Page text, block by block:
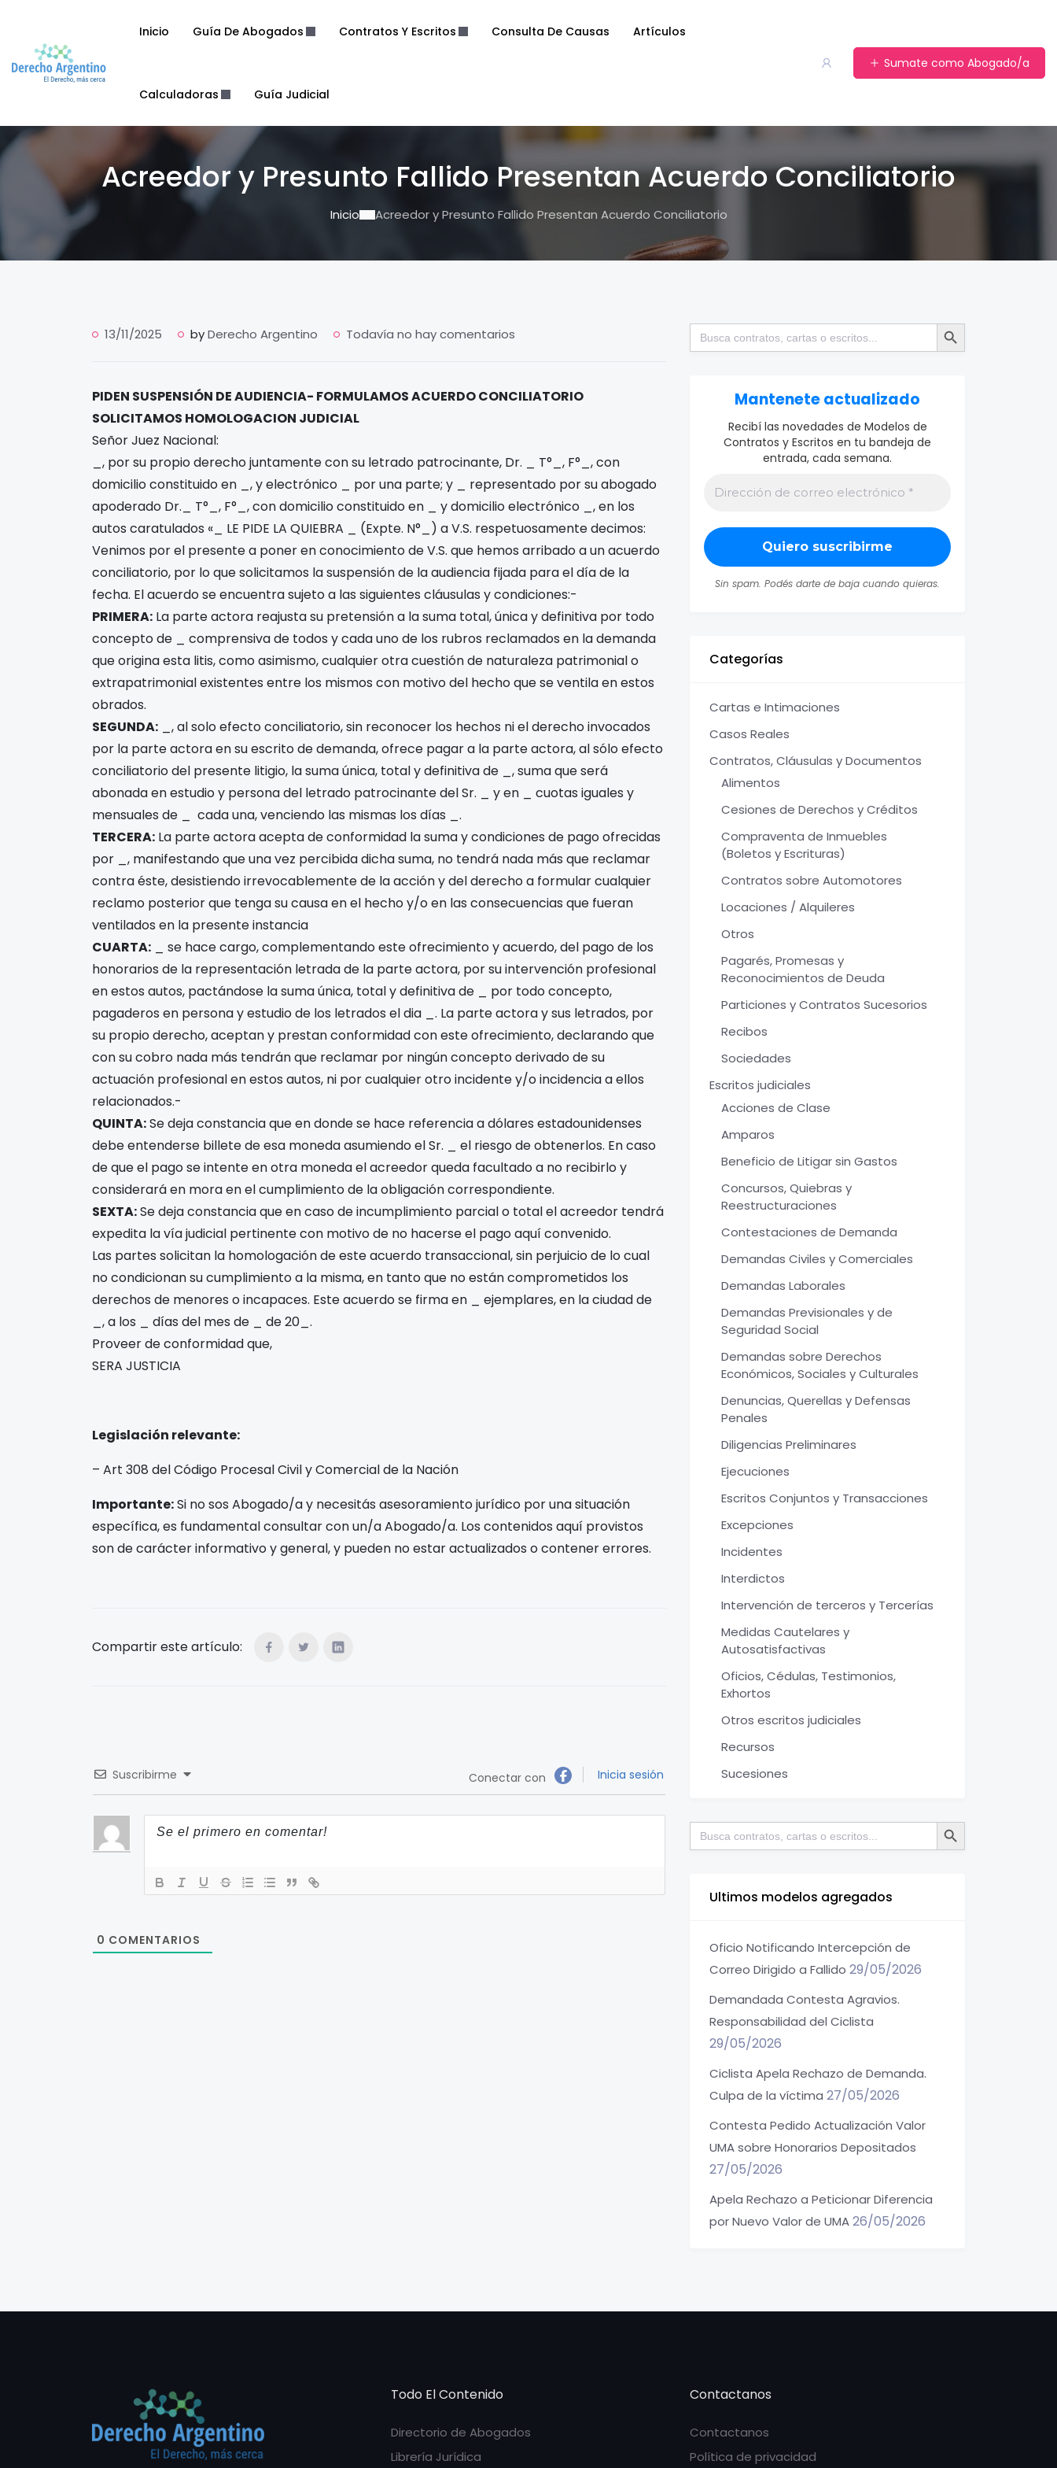
Inicio Guía De Abogados Contratos Y Escritos Consulta De Causas Artículos
Calculadoras Guía Judicial
Sumate como Abogado/a
Acreedor y Presunto Fallido Presentan Acuerdo Conciliatorio
Inicio Acreedor y Presunto Fallido Presentan Acuerdo Conciliatorio
13/11/2025 byDerecho Argentino Todavía no hay comentarios
PIDEN SUSPENSIÓN DE AUDIENCIA- FORMULAMOS ACUERDO CONCILIATORIO
SOLICITAMOS HOMOLOGACION JUDICIAL
Señor Juez Nacional:
_, por su propio derecho juntamente con su letrado patrocinante, Dr. _ T°_, F°_, con
domicilio constituido en _, y electrónico _ por una parte; y _ representado por su abogado
apoderado Dr._ T°_, F°_, con domicilio constituido en _ y domicilio electrónico _, en los
autos caratulados «_ LE PIDE LA QUIEBRA _ (Expte. N°_) a V.S. respetuosamente decimos:
Venimos por el presente a poner en conocimiento de V.S. que hemos arribado a un acuerdo
conciliatorio, por lo que solicitamos la suspensión de la audiencia fijada para el día de la
fecha. El acuerdo se encuentra sujeto a las siguientes cláusulas y condiciones:-
PRIMERA: La parte actora reajusta su pretensión a la suma total, única y definitiva por todo
concepto de _ comprensiva de todos y cada uno de los rubros reclamados en la demanda
que origina esta litis, como asimismo, cualquier otra cuestión de naturaleza patrimonial o
extrapatrimonial existentes entre los mismos con motivo del hecho que se ventila en estos
obrados.
SEGUNDA: _, al solo efecto conciliatorio, sin reconocer los hechos ni el derecho invocados
por la parte actora en su escrito de demanda, ofrece pagar a la parte actora, al sólo efecto
conciliatorio del presente litigio, la suma única, total y definitiva de _, suma que será
abonada en estudio y persona del letrado patrocinante del Sr. _ y en _ cuotas iguales y
mensuales de _ cada una, venciendo las mismas los días _.
TERCERA: La parte actora acepta de conformidad la suma y condiciones de pago ofrecidas
por _, manifestando que una vez percibida dicha suma, no tendrá nada más que reclamar
contra éste, desistiendo irrevocablemente de la acción y del derecho a formular cualquier
reclamo posterior que tenga su causa en el hecho y/o en las consecuencias que fueran
ventilados en la presente instancia
CUARTA: _ se hace cargo, complementando este ofrecimiento y acuerdo, del pago de los
honorarios de la representación letrada de la parte actora, por su intervención profesional
en estos autos, pactándose la suma única, total y definitiva de _ por todo concepto,
pagaderos en persona y estudio de los letrados el dia _. La parte actora y sus letrados, por
su propio derecho, aceptan y prestan conformidad con este ofrecimiento, declarando que
con su cobro nada más tendrán que reclamar por ningún concepto derivado de su
actuación profesional en estos autos, ni por cualquier otro incidente y/o incidencia a ellos
relacionados.-
QUINTA:Se deja constancia que en donde se hace referencia a dólares estadounidenses
debe entenderse billete de esa moneda asumiendo el Sr. _ el riesgo de obtenerlos. En caso
de que el pago se intente en otra moneda el acreedor queda facultado a no recibirlo y
considerará en mora en el cumplimiento de la obligación correspondiente.
SEXTA:Se deja constancia que en caso de incumplimiento parcial o total el acreedor tendrá
expedita la vía judicial pertinente con motivo de no hacerse el pago aquí convenido.
Las partes solicitan la homologación de este acuerdo transaccional, sin perjuicio de lo cual
no condicionan su cumplimiento a la misma, en tanto que no están comprometidos los
derechos de menores o incapaces. Este acuerdo se firma en _ ejemplares, en la ciudad de
_, a los _ días del mes de _ de 20_.
Proveer de conformidad que,
SERA JUSTICIA
Legislación relevante:
– Art 308 del Código Procesal Civil y Comercial de la Nación
Importante:Si no sos Abogado/a y necesitás asesoramiento jurídico por una situación
específica, es fundamental consultar con un/a Abogado/a. Los contenidos aquí provistos
son de carácter informativo y general, y pueden no estar actualizados o contener errores.
Compartir este artículo:
Suscribirme Conectar con Inicia sesión
0 COMENTARIOS
Buscar: Botón de búsqueda
Mantenete actualizado
Recibí las novedades de Modelos de
Contratos y Escritos en tu bandeja de
entrada, cada semana.
Sin spam. Podés darte de baja cuando quieras.
Categorías
Cartas e Intimaciones
Casos Reales
Contratos, Cláusulas y Documentos
Alimentos
Cesiones de Derechos y Créditos
Compraventa de Inmuebles
(Boletos y Escrituras)
Contratos sobre Automotores
Locaciones / Alquileres
Otros
Pagarés, Promesas y
Reconocimientos de Deuda
Particiones y Contratos Sucesorios
Recibos
Sociedades
Escritos judiciales
Acciones de Clase
Amparos
Beneficio de Litigar sin Gastos
Concursos, Quiebras y
Reestructuraciones
Contestaciones de Demanda
Demandas Civiles y Comerciales
Demandas Laborales
Demandas Previsionales y de
Seguridad Social
Demandas sobre Derechos
Económicos, Sociales y Culturales
Denuncias, Querellas y Defensas
Penales
Diligencias Preliminares
Ejecuciones
Escritos Conjuntos y Transacciones
Excepciones
Incidentes
Interdictos
Intervención de terceros y Tercerías
Medidas Cautelares y
Autosatisfactivas
Oficios, Cédulas, Testimonios,
Exhortos
Otros escritos judiciales
Recursos
Sucesiones
Buscar: Botón de búsqueda
Ultimos modelos agregados
Oficio Notificando Intercepción de
Correo Dirigido a Fallido 29/05/2026
Demandada Contesta Agravios.
Responsabilidad del Ciclista
29/05/2026
Ciclista Apela Rechazo de Demanda.
Culpa de la víctima 27/05/2026
Contesta Pedido Actualización Valor
UMA sobre Honorarios Depositados
27/05/2026
Apela Rechazo a Peticionar Diferencia
por Nuevo Valor de UMA26/05/2026
Todo El Contenido
Directorio de Abogados
Librería Jurídica
Contactanos
Contactanos
Política de privacidad